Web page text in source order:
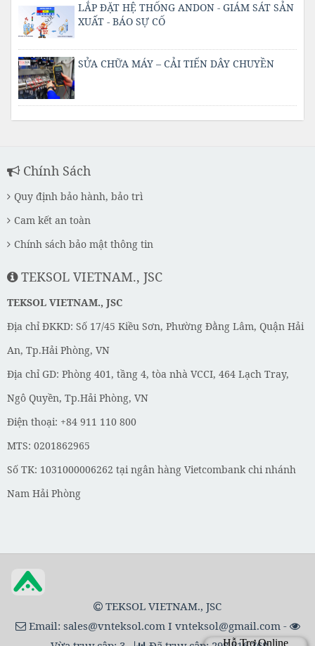
LẮP ĐẶT HỆ THỐNG ANDON - GIÁM SÁT SẢN
XUẤT - BÁO SỰ CỐ
SỬA CHỮA MÁY – CẢI TIẾN DÂY CHUYỀN
Chính Sách
Quy định bảo hành, bảo trì
Cam kết an toàn
Chính sách bảo mật thông tin
TEKSOL VIETNAM., JSC
TEKSOL VIETNAM., JSC
Địa chỉ ĐKKD: Số 17/45 Kiều Sơn, Phường Đằng Lâm, Quận Hải
An, Tp.Hải Phòng, VN
Địa chỉ GD: Phòng 401, tầng 4, tòa nhà VCCI, 464 Lạch Tray,
Ngô Quyền, Tp.Hải Phòng, VN
Điện thoại: +84 911 110 800
MTS: 0201862965
Số TK: 1031000006262 tại ngân hàng Vietcombank chi nhánh
Nam Hải Phòng
TEKSOL VIETNAM., JSC
Email: sales@vnteksol.comI vnteksol@gmail.com-